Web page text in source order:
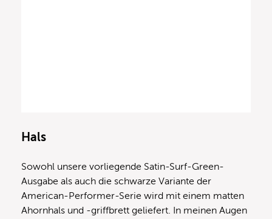
Hals
Sowohl unsere vorliegende Satin-Surf-Green-
Ausgabe als auch die schwarze Variante der
American-Performer-Serie wird mit einem matten
Ahornhals und -griffbrett geliefert. In meinen Augen